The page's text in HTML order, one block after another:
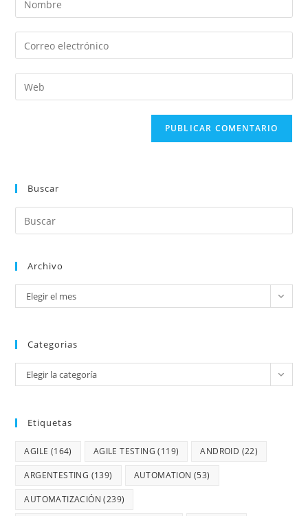
Buscar
Archivo
Elegir el mes
Categorias
Elegir la categoría
Etiquetas
AGILE (164) AGILE TESTING (119) ANDROID (22)
ARGENTESTING (139) AUTOMATION (53)
AUTOMATIZACIÓN (239)